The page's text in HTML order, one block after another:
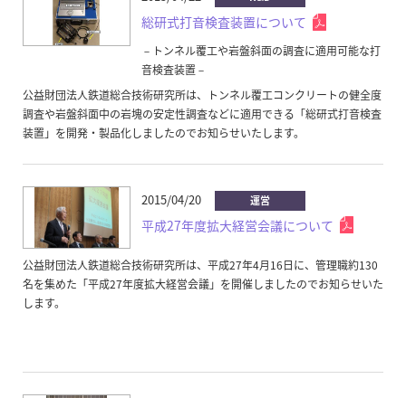
総研式打音検査装置について
－トンネル覆工や岩盤斜面の調査に適用可能な打
音検査装置－
公益財団法人鉄道総合技術研究所は、トンネル覆工コンクリートの健全度
調査や岩盤斜面中の岩塊の安定性調査などに適用できる「総研式打音検査
装置」を開発・製品化しましたのでお知らせいたします。
2015/04/20 運営
平成27年度拡大経営会議について
公益財団法人鉄道総合技術研究所は、平成27年4月16日に、管理職約130
名を集めた「平成27年度拡大経営会議」を開催しましたのでお知らせいた
します。